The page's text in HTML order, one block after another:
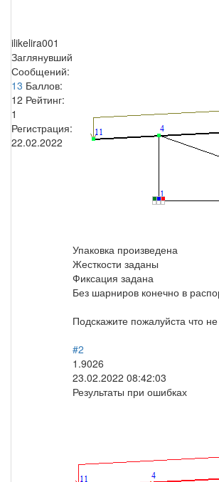
ilikelira001
Заглянувший
Сообщений:
13 Баллов:
12 Рейтинг:
1
Регистрация:
22.02.2022
Упаковка произведена
Жесткости заданы
Фиксация задана
Без шарниров конечно в
Подскажите пожалуйста что не
#2
1.9026
23.02.2022 08:42:03
Результаты при ошибках